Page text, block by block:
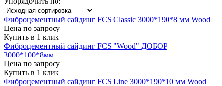
Фиброцементный сайдинг FCS Classic 3000*190*8 мм Wood
Цена по запросу
Купить в 1 клик
Фиброцементный сайдинг FCS "Wood" ДОБОР
3000*100*8мм
Цена по запросу
Купить в 1 клик
Фиброцементный сайдинг FCS Line 3000*190*10 мм Wood